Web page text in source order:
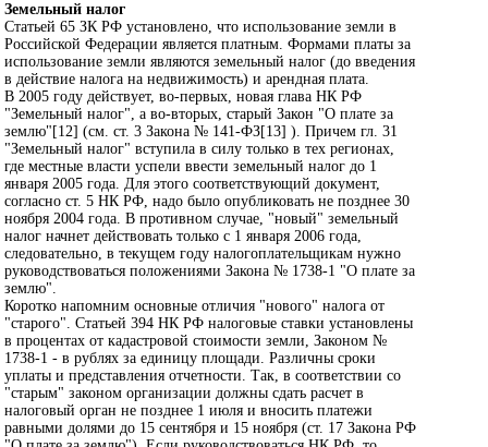
Земельный налог
Статьей 65 ЗК РФ установлено, что использование земли в
Российской Федерации является платным. Формами платы за
использование земли являются земельный налог (до введения
в действие налога на недвижимость) и арендная плата.
В 2005 году действует, во-первых, новая глава НК РФ
"Земельный налог", а во-вторых, старый Закон "О плате за
землю"[12] (см. ст. 3 Закона № 141-ФЗ[13] ). Причем гл. 31
"Земельный налог" вступила в силу только в тех регионах,
где местные власти успели ввести земельный налог до 1
января 2005 года. Для этого соответствующий документ,
согласно ст. 5 НК РФ, надо было опубликовать не позднее 30
ноября 2004 года. В противном случае, "новый" земельный
налог начнет действовать только с 1 января 2006 года,
следовательно, в текущем году налогоплательщикам нужно
руководствоваться положениями Закона № 1738-1 "О плате за
землю".
Коротко напомним основные отличия "нового" налога от
"старого". Статьей 394 НК РФ налоговые ставки установлены
в процентах от кадастровой стоимости земли, Законом №
1738-1 - в рублях за единицу площади. Различны сроки
уплаты и представления отчетности. Так, в соответствии со
"старым" законом организации должны сдать расчет в
налоговый орган не позднее 1 июля и вносить платежи
равными долями до 15 сентября и 15 ноября (ст. 17 Закона РФ